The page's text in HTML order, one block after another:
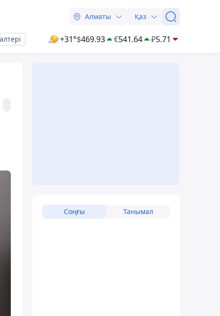
Алматы Қаз
+31°$469.93 €541.64 ₽5.71
Соңғы Танымал